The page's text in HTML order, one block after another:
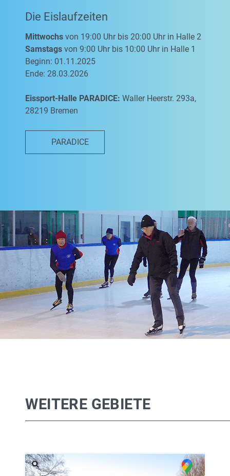
Die Eislaufzeiten
Mittwochs von 19:00 Uhr bis 20:00 Uhr in Halle 2
Samstags von 9:00 Uhr bis 10:00 Uhr in Halle 1
Beginn: 01.11.2025
Ende: 28.03.2026
Eissport-Halle PARADICE: Waller Heerstr. 293a,
28219 Bremen
PARADICE
WEITERE GEBIETE